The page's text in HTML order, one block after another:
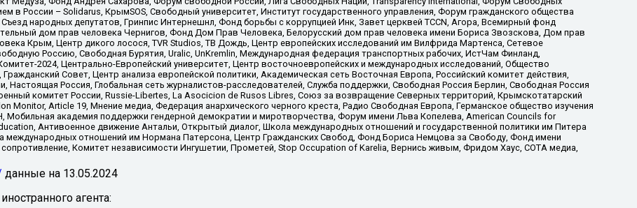
в России – Solidarus, КрымSOS, Свободный университет, Институт государственного управления, Форум гражданского общества
народных депутатов, Гринпис Интернешнл, Фонд борьбы с коррупцией Инк, Завет церквей TCCN, Агора, Всемирный фонд
дом прав человека Чернигов, Фонд Дом Прав Человека, Белорусский дом прав человека имени Бориса Звозскова, Дом прав
Крым, Центр дикого лосося, TVR Studios, ТВ Дождь, Центр европейских исследований им Вилфрида Мартенса, Сетевое
Россию, Свободная Бурятия, Uralic, UnKremlin, Международная федерация транспортных рабочих, ИстЧам Финланд,
2024, Центрально-Европейский университет, Центр восточноевропейских и международных исследований, Общество
Совет, Центр анализа европейской политики, Академическая сеть Восточная Европа, Российский комитет действия,
Россия, Глобальная сеть журналистов-расследователей, Служба поддержки, Свободная Россия Берлин, Свободная Россия
комитет России, Russie-Libertes, La Asocicion de Rusos Libres, Союз за возвращение Северных территорий, Крымскотатарский
Monitor, Article 19, Мнение медиа, Федерация анархического черного креста, Радио Свободная Европа, Германское общество изучения
академия поддержки гендерной демократии и миротворчества, Форум имени Льва Копелева, American Councils for
Антивоенное движение Антальи, Открытый диалог, Школа международных отношений и государственной политики им Питера
международных отношений им Нормана Патерсона, Центр Гражданских Свобод, Фонд Бориса Немцова за Свободу, Фонд имени
Комитет независимости Ингушетии, Прометей, Stop Occupation of Karelia, Вернись живым, Фридом Хаус, СОТА медиа,
данные на 13.05.2024
агента: